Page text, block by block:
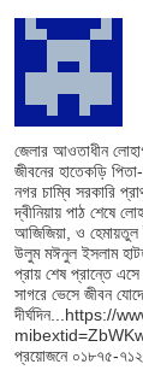
জেলার আওতাধীন
জীবনের হাতেকড়ি
নগর চাম্বি সরকারি
দ্বীনিয়ায় পাঠ শেষে
আজিজিয়া, ও হেমায়তুল
উলুম মঈনুল ইসলাম
প্রায় শেষ প্রান্তে
সাগরে ভেসে জীবন
দীর্ঘদিন...https://
প্রয়োজনে ০১৮৭৫-